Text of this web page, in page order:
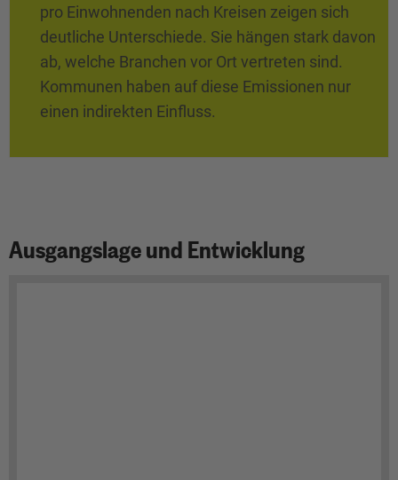
pro Einwohnenden nach Kreisen zeigen sich
deutliche Unterschiede. Sie hängen stark davon
ab, welche Branchen vor Ort vertreten sind.
Kommunen haben auf diese Emissionen nur
einen indirekten Einfluss.
Ausgangslage und Entwicklung